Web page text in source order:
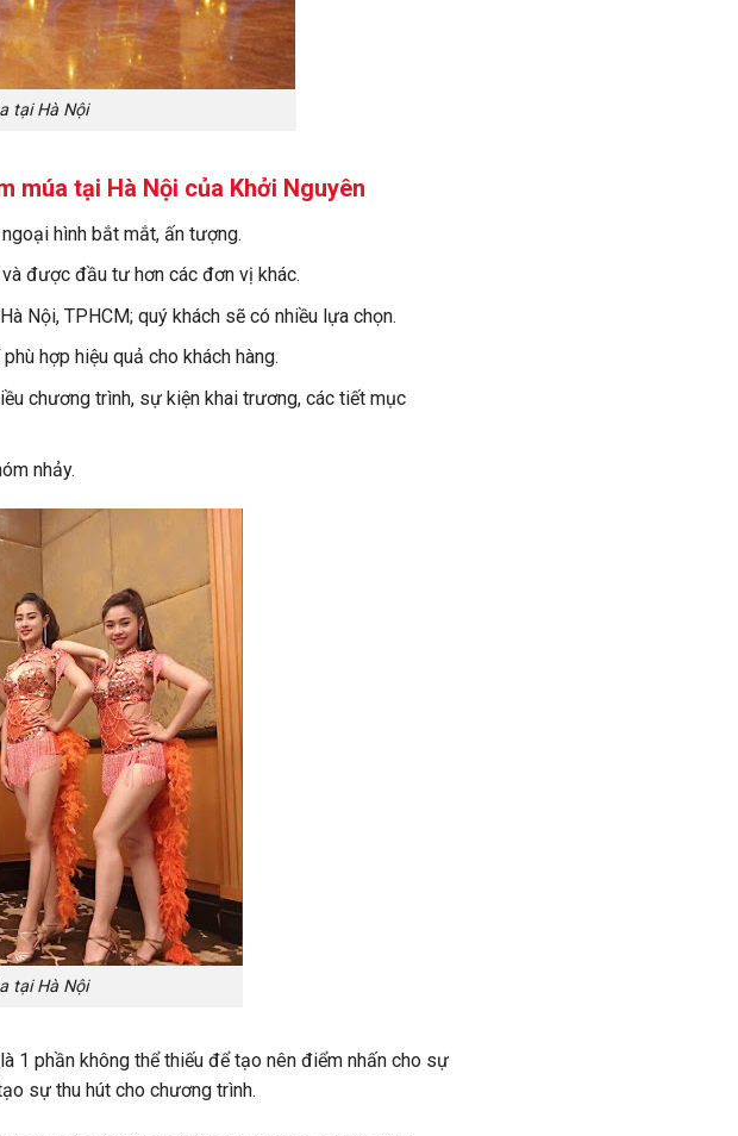
tại Hà Nội
múa tại Hà Nội của Khởi Nguyên
hình bắt mắt, ấn tượng.
được đầu tư hơn các đơn vị khác.
Nội, TPHCM; quý khách sẽ có nhiều lựa chọn.
hợp hiệu quả cho khách hàng.
chương trình, sự kiện khai trương, các tiết mục
nhảy.
tại Hà Nội
1 phần không thể thiếu để tạo nên điểm nhấn cho sự
sự thu hút cho chương trình.